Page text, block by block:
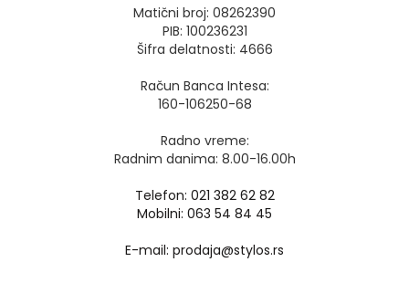
Matični broj: 08262390
PIB: 100236231
Šifra delatnosti: 4666
Račun Banca Intesa:
160-106250-68
Radno vreme:
Radnim danima: 8.00-16.00h
Telefon: 021 382 62 82
Mobilni: 063 54 84 45
E-mail: prodaja@stylos.rs